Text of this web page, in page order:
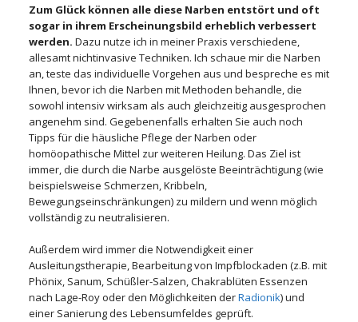
Zum Glück können alle diese Narben entstört und oft
sogar in ihrem Erscheinungsbild erheblich verbessert
werden. Dazu nutze ich in meiner Praxis verschiedene,
allesamt nichtinvasive Techniken. Ich schaue mir die Narben
an, teste das individuelle Vorgehen aus und bespreche es mit
Ihnen, bevor ich die Narben mit Methoden behandle, die
sowohl intensiv wirksam als auch gleichzeitig ausgesprochen
angenehm sind. Gegebenenfalls erhalten Sie auch noch
Tipps für die häusliche Pflege der Narben oder
homöopathische Mittel zur weiteren Heilung. Das Ziel ist
immer, die durch die Narbe ausgelöste Beeinträchtigung (wie
beispielsweise Schmerzen, Kribbeln,
Bewegungseinschränkungen) zu mildern und wenn möglich
vollständig zu neutralisieren.
Außerdem wird immer die Notwendigkeit einer
Ausleitungstherapie, Bearbeitung von Impfblockaden (z.B. mit
Phönix, Sanum, Schüßler-Salzen, Chakrablüten Essenzen
nach Lage-Roy oder den Möglichkeiten derRadionik) und
einer Sanierung des Lebensumfeldes geprüft.